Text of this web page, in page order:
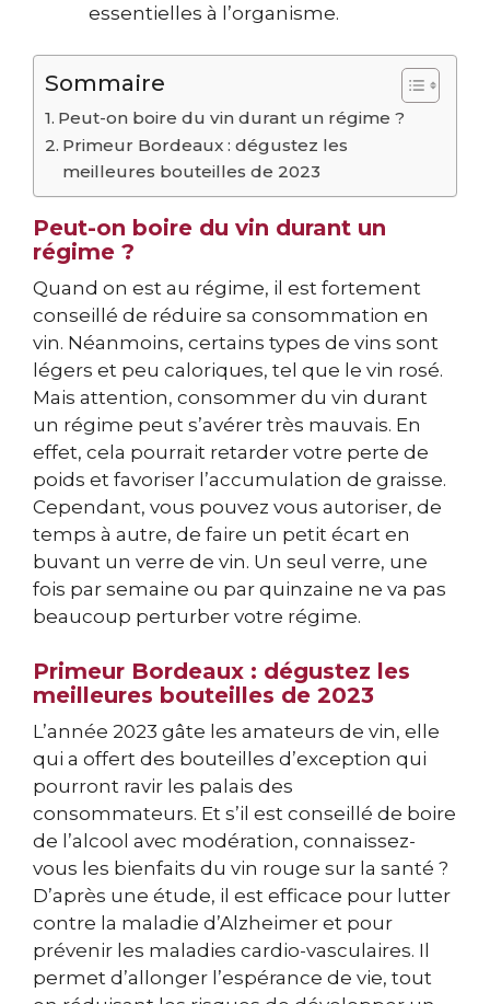
essentielles à l’organisme.
Sommaire
Peut-on boire du vin durant un régime ?
Primeur Bordeaux : dégustez les
meilleures bouteilles de 2023
Peut-on boire du vin durant un
régime ?
Quand on est au régime, il est fortement
conseillé de réduire sa consommation en
vin. Néanmoins, certains types de vins sont
légers et peu caloriques, tel que le vin rosé.
Mais attention, consommer du vin durant
un régime peut s’avérer très mauvais. En
effet, cela pourrait retarder votre perte de
poids et favoriser l’accumulation de graisse.
Cependant, vous pouvez vous autoriser, de
temps à autre, de faire un petit écart en
buvant un verre de vin. Un seul verre, une
fois par semaine ou par quinzaine ne va pas
beaucoup perturber votre régime.
Primeur Bordeaux : dégustez les
meilleures bouteilles de 2023
L’année 2023 gâte les amateurs de vin, elle
qui a offert des bouteilles d’exception qui
pourront ravir les palais des
consommateurs. Et s’il est conseillé de boire
de l’alcool avec modération, connaissez-
vous les bienfaits du vin rouge sur la santé ?
D’après une étude, il est efficace pour lutter
contre la maladie d’Alzheimer et pour
prévenir les maladies cardio-vasculaires. Il
permet d’allonger l’espérance de vie, tout